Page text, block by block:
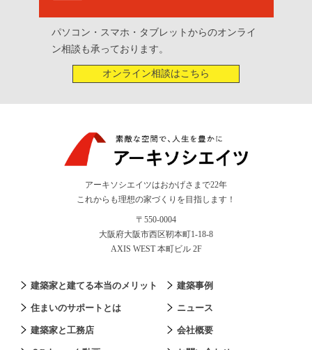
パソコン・スマホ・タブレットからのオンライ
ン相談も承っております。
オンライン相談はこちら
アーキソシエイツはおかげさまで22年
これからも理想の家づくりを目指します！
〒550-0004
大阪府大阪市西区靭本町1-18-8
AXIS WEST 本町ビル 2F
建築家と建てる本当のメリット 建築事例
住まいのサポートとは ニュース
建築家と工務店 会社概要